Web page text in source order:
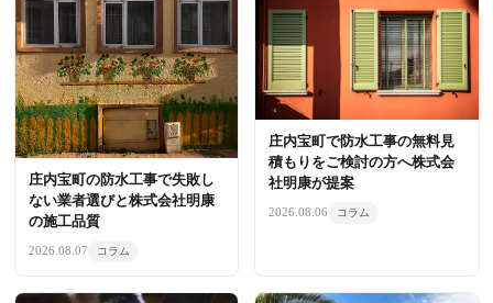
庄内宝町の防水工事で失敗し
ない業者選びと株式会社明康
の施工品質
2026.08.07 コラム
庄内宝町で防水工事の無料見
積もりをご検討の方へ株式会
社明康が提案
2026.08.06 コラム